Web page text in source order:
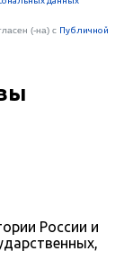
России и